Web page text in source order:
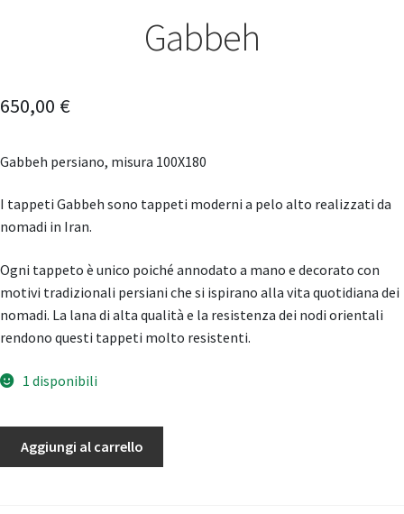
Gabbeh
650,00 €
Gabbeh persiano, misura 100X180
I tappeti Gabbeh sono tappeti moderni a pelo alto realizzati da
nomadi in Iran.
Ogni tappeto è unico poiché annodato a mano e decorato con
motivi tradizionali persiani che si ispirano alla vita quotidiana dei
nomadi. La lana di alta qualità e la resistenza dei nodi orientali
rendono questi tappeti molto resistenti.
1 disponibili
quantità
Aggiungi al carrello